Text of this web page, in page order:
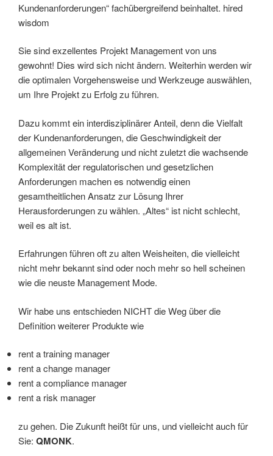
Kundenanforderungen“ fachübergreifend beinhaltet. hired
wisdom
Sie sind exzellentes Projekt Management von uns
gewohnt! Dies wird sich nicht ändern. Weiterhin werden wir
die optimalen Vorgehensweise und Werkzeuge auswählen,
um Ihre Projekt zu Erfolg zu führen.
Dazu kommt ein interdisziplinärer Anteil, denn die Vielfalt
der Kundenanforderungen, die Geschwindigkeit der
allgemeinen Veränderung und nicht zuletzt die wachsende
Komplexität der regulatorischen und gesetzlichen
Anforderungen machen es notwendig einen
gesamtheitlichen Ansatz zur Lösung Ihrer
Herausforderungen zu wählen. „Altes“ ist nicht schlecht,
weil es alt ist.
Erfahrungen führen oft zu alten Weisheiten, die vielleicht
nicht mehr bekannt sind oder noch mehr so hell scheinen
wie die neuste Management Mode.
Wir habe uns entschieden NICHT die Weg über die
Definition weiterer Produkte wie
rent a training manager
rent a change manager
rent a compliance manager
rent a risk manager
zu gehen. Die Zukunft heißt für uns, und vielleicht auch für
Sie: QMONK.